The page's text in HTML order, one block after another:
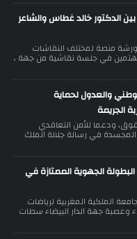
الدكتور خالد غطاس والشاعر
منصة لمختلف النقاشات
في جلسة نقاشية من جهة ،
والعدول لحماية
الجريمة
ودعما للأمن التعاقدي
المجسدة في رسالة جلالة الملك
البطولة الجهوية الممتازة في
الملكية المغربية لرياضات
وعصبة جهة الدار البيضاء سطات